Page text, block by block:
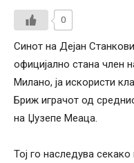
0
Синот на Дејан
официјално стана член
Милано, ја искористи
Бриж играчот од
на Џузепе Меаца.
Тој го наследува